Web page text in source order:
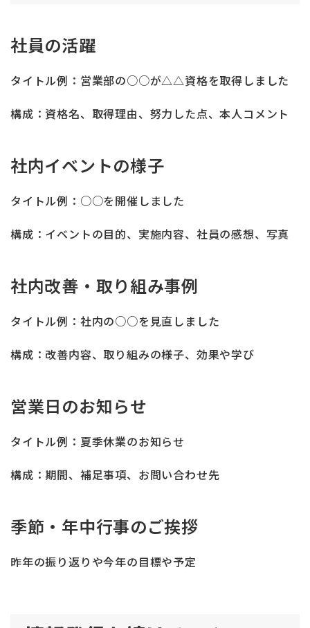
社員の活躍
タイトル例：営業部の○○が△△資格を取得しました
構成：資格名、取得理由、努力した点、本人コメント
社内イベントの様子
タイトル例：○○を開催しました
構成：イベントの目的、実施内容、社員の感想、写真
社内改善・取り組み事例
タイトル例：社内の○○を見直しました
構成：改善内容、取り組みの様子、効果や学び
営業日のお知らせ
タイトル例：夏季休業のお知らせ
構成：期間、補足事項、お問い合わせ先
季節・年中行事のご挨拶
昨年の振り返りや今年の目標や予定